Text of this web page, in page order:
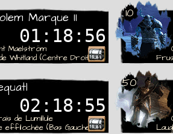
Marque II
01:18:56
Maelström
Whitland (Centre Droit)
10
02:18:55
de Lumillule
effilochée (Bas Gauche)
50